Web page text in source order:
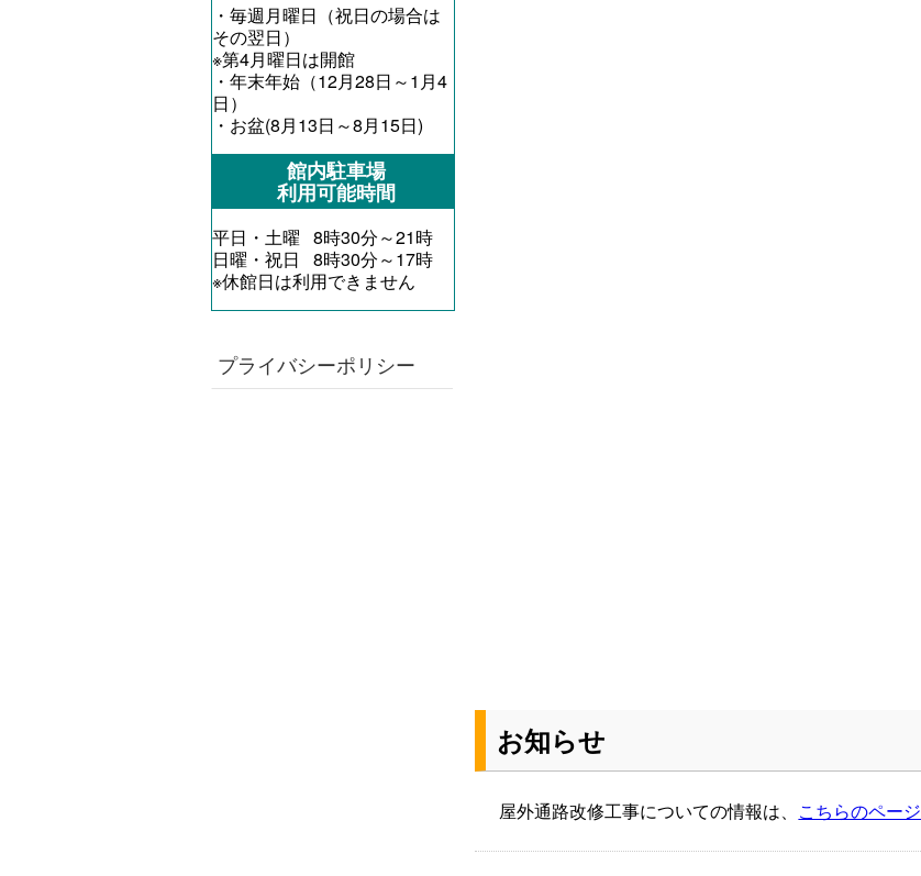
・毎週月曜日（祝日の場合は
その翌日）
※第4月曜日は開館
・年末年始（12月28日～1月4
日）
・お盆(8月13日～8月15日)
館内駐車場
利用可能時間
平日・土曜 8時30分～21時
日曜・祝日 8時30分～17時
※休館日は利用できません
プライバシーポリシー
お知らせ
屋外通路改修工事についての情報は、 こちらのページ